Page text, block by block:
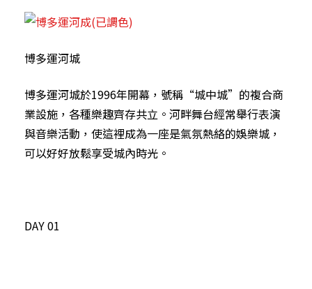
博多運河城
博多運河城於1996年開幕，號稱“城中城”的複合商
業設施，各種樂趣齊存共立。河畔舞台經常舉行表演
與音樂活動，使這裡成為一座是氣氛熱絡的娛樂城，
可以好好放鬆享受城內時光。
DAY 01